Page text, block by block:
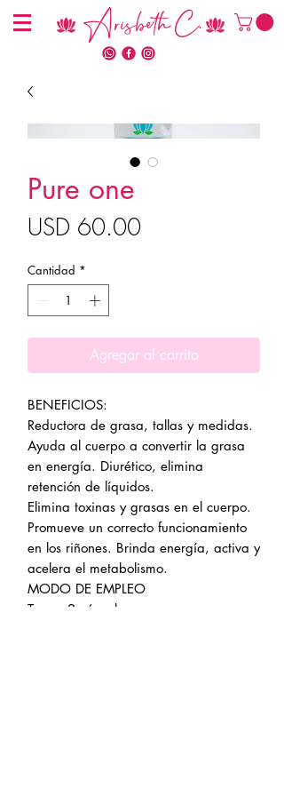
Arisbeth C.
Pure one
USD 60.00Precio
Cantidad *
Agregar al carrito
BENEFICIOS:
Reductora de grasa, tallas y medidas.
Ayuda al cuerpo a convertir la grasa
en energía. Diurético, elimina
retención de líquidos.
Elimina toxinas y grasas en el cuerpo.
Promueve un correcto funcionamiento
en los riñones. Brinda energía, activa y
acelera el metabolismo.
MODO DE EMPLEO
Tomar 2 cápsulas en ayunas.